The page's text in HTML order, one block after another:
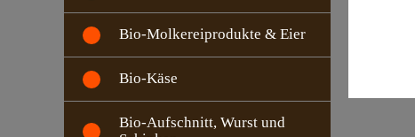
Bio-Molkereiprodukte & Eier
Bio-Käse
Bio-Aufschnitt, Wurst und